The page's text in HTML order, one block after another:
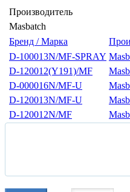
Производитель
Мasbatch
Бренд / Марка
D-100013N/MF-SPRAY
D-120012(Y191)/MF
D-000016N/MF-U
D-120013N/MF-U
D-120012N/MF